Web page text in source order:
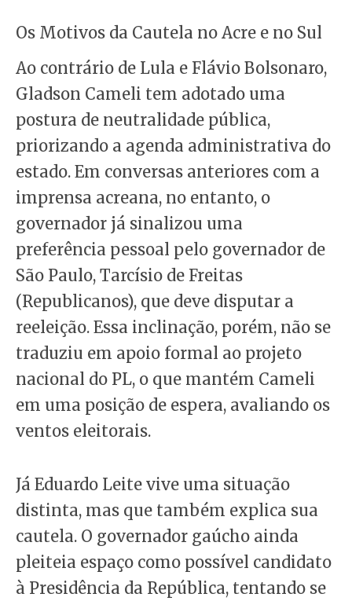
Os Motivos da Cautela no Acre e no Sul
Ao contrário de Lula e Flávio Bolsonaro,
Gladson Cameli tem adotado uma
postura de neutralidade pública,
priorizando a agenda administrativa do
estado. Em conversas anteriores com a
imprensa acreana, no entanto, o
governador já sinalizou uma
preferência pessoal pelo governador de
São Paulo, Tarcísio de Freitas
(Republicanos), que deve disputar a
reeleição. Essa inclinação, porém, não se
traduziu em apoio formal ao projeto
nacional do PL, o que mantém Cameli
em uma posição de espera, avaliando os
ventos eleitorais.
Já Eduardo Leite vive uma situação
distinta, mas que também explica sua
cautela. O governador gaúcho ainda
pleiteia espaço como possível candidato
à Presidência da República, tentando se